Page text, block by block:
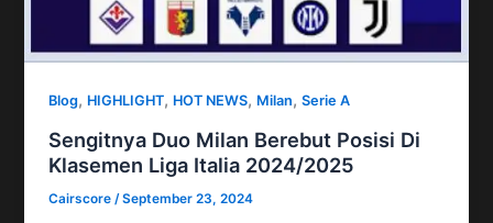
Blog, HIGHLIGHT, HOT NEWS, Milan,Serie A
Sengitnya Duo Milan Berebut Posisi Di
Klasemen Liga Italia 2024/2025
Cairscore/September 23, 2024